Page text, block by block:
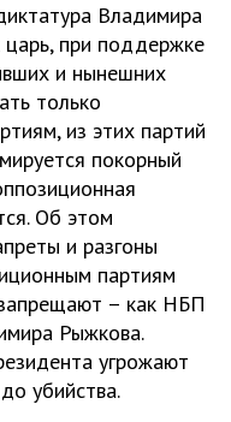
Владимира
царь, при поддержке
и нынешних
только
из этих партий
покорный
Об этом
и разгоны
партиям
– как НБП
Рыжкова.
угрожают
убийства.